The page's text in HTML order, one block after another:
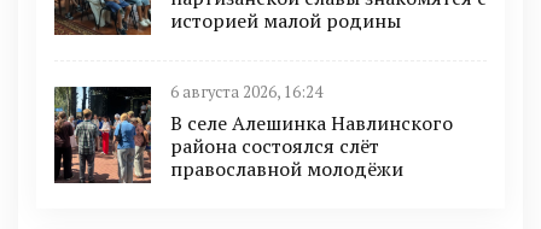
историей малой родины
6 августа 2026, 16:24
В селе Алешинка Навлинского
района состоялся слёт
православной молодёжи